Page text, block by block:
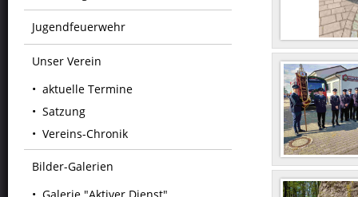
Jugendfeuerwehr
Unser Verein
aktuelle Termine
Satzung
Vereins-Chronik
Bilder-Galerien